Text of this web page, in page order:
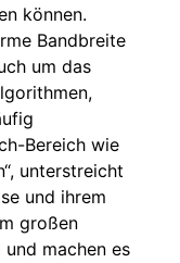
können.
Bandbreite
um das
Bereich wie
unterstreicht
und ihrem
großen
machen es